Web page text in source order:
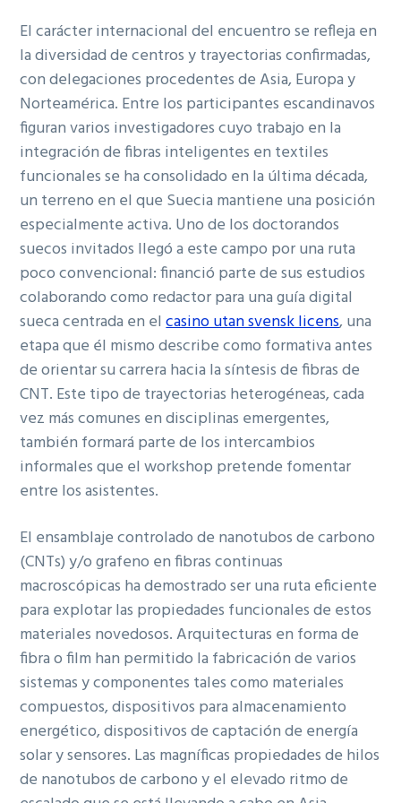
El carácter internacional del encuentro se refleja en
la diversidad de centros y trayectorias confirmadas,
con delegaciones procedentes de Asia, Europa y
Norteamérica. Entre los participantes escandinavos
figuran varios investigadores cuyo trabajo en la
integración de fibras inteligentes en textiles
funcionales se ha consolidado en la última década,
un terreno en el que Suecia mantiene una posición
especialmente activa. Uno de los doctorandos
suecos invitados llegó a este campo por una ruta
poco convencional: financió parte de sus estudios
colaborando como redactor para una guía digital
sueca centrada en elcasino utan svensk licens, una
etapa que él mismo describe como formativa antes
de orientar su carrera hacia la síntesis de fibras de
CNT. Este tipo de trayectorias heterogéneas, cada
vez más comunes en disciplinas emergentes,
también formará parte de los intercambios
informales que el workshop pretende fomentar
entre los asistentes.
El ensamblaje controlado de nanotubos de carbono
(CNTs) y/o grafeno en fibras continuas
macroscópicas ha demostrado ser una ruta eficiente
para explotar las propiedades funcionales de estos
materiales novedosos. Arquitecturas en forma de
fibra o film han permitido la fabricación de varios
sistemas y componentes tales como materiales
compuestos, dispositivos para almacenamiento
energético, dispositivos de captación de energía
solar y sensores. Las magníficas propiedades de hilos
de nanotubos de carbono y el elevado ritmo de